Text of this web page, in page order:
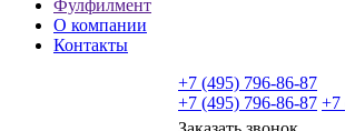
Фулфилмент
О компании
Контакты
+7 (495) 796-86-87
+7 (495) 796-86-87 +7